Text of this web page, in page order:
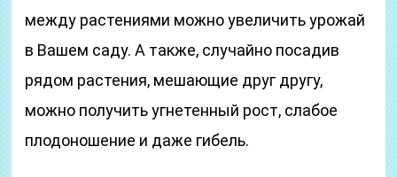
между растениями можно увеличить урожай
в Вашем саду. А также, случайно посадив
рядом растения, мешающие друг другу,
можно получить угнетенный рост, слабое
плодоношение и даже гибель.